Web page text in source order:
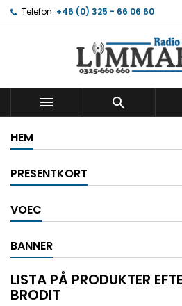
Telefon: +46 (0) 325 - 66 06 60
 
HEM
PRESENTKORT
VOEC
BANNER
LISTA PÅ PRODUKTER
BRODIT